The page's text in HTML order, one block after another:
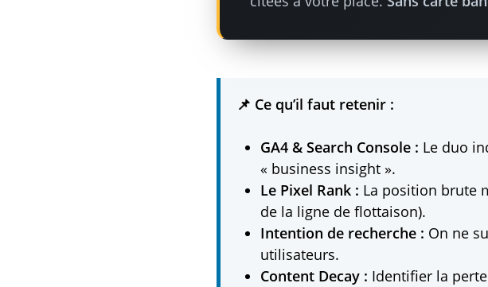
📌 Ce qu’il faut retenir :
GA4 & Search Console : Le duo
« business insight ».
Le Pixel Rank : La position brute
de la ligne de flottaison).
Intention de recherche : On ne
utilisateurs.
Content Decay : Identifier la